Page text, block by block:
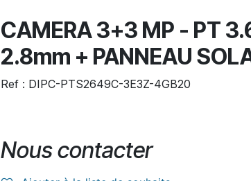
CAMERA 3+3 MP - PT
2.8mm + PANNEAU
Ref : DIPC-PTS2649C-3E3Z-4GB20
Nous contacter